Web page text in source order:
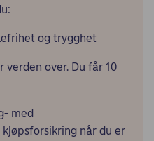
og trygghet
over. Du får 10
med
når du er